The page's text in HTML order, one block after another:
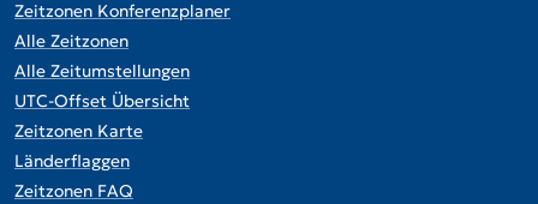
Zeitzonen Konferenzplaner
Alle Zeitzonen
Alle Zeitumstellungen
UTC-Offset Übersicht
Zeitzonen Karte
Länderflaggen
Zeitzonen FAQ